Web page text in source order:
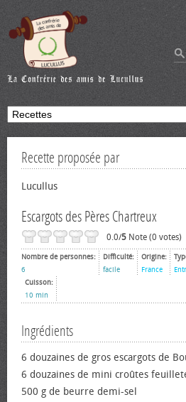
Recette proposée par
Lucullus
Escargots des Pères Chartreux
0.0/5 Note (0 votes)
Nombre de personnes:
6
Difficulté:
facile
Origine:
France
Cuisson:
10 min
Ingrédients
6 douzaines de gros escargots de
6 douzaines de mini croûtes
500 g de beurre demi-sel